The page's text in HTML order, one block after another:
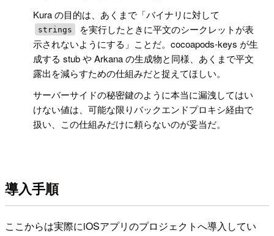
Kura の目的は、あくまで「バイナリに対して
strings
を実行したときに平文のシークレットが表
示されないようにする」ことだ。cocoapods‑keys が生
成する stub や Arkana の生成物と同様、あくまで平文
露出を減らすための仕組みだと捉えてほしい。
サーバーサイドの秘密鍵のように本当に漏洩してはい
けない値は、可能な限りバックエンドプロキシ経由で
扱い、この仕組みだけに頼らないのが妥当だ。
導入手順
ここからは実際にiOSアプリのプロジェクトへ導入してい